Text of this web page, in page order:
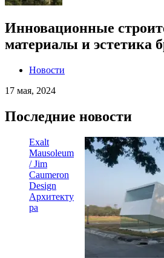
Инновационные
материалы и эстетика
Новости
17 мая, 2024
Последние новости
Exalt
Mausoleum
/ Jim
Caumeron
Design
Архитекту
ра